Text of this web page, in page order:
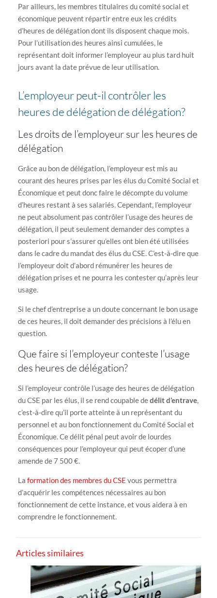
Par ailleurs, les membres titulaires du comité social et
économique peuvent répartir entre eux les crédits
d’heures de délégation dont ils disposent chaque mois.
Pour l’utilisation des heures ainsi cumulées, le
représentant doit informer l’employeur au plus tard huit
jours avant la date prévue de leur utilisation.
L’employeur peut-il contrôler les
heures de délégation de délégation?
Les droits de l’employeur sur les heures de
délégation
Grâce au bon de délégation, l’employeur est mis au
courant des heures prises par les élus du Comité Social et
Économique et peut donc faire le décompte du volume
d’heures restant à ses salariés. Cependant, l’employeur
ne peut absolument pas contrôler l’usage des heures de
délégation, il peut seulement demander des comptes a
posteriori pour s’assurer qu’elles ont bien été utilisées
dans le cadre du mandat des élus du CSE. C’est-à-dire que
l’employeur doit d’abord rémunérer les heures de
délégation prises et ne pourra les contester qu’après leur
usage.
Si le chef d’entreprise a un doute concernant le bon usage
de ces heures, il doit demander des précisions à l’élu en
question.
Que faire si l’employeur conteste l’usage
des heures de délégation?
Si l’employeur contrôle l’usage des heures de délégation
du CSE par les élus, il se rend coupable dedélit d’entrave,
c’est-à-dire qu’il porte atteinte à un représentant du
personnel et au bon fonctionnement du Comité Social et
Économique. Ce délit pénal peut avoir de lourdes
conséquences pour l’employeur qui peut écoper d’une
amende de 7 500 €.
La formation des membres du CSE vous permettra
d’acquérir les compétences nécessaires au bon
fonctionnement de cette instance, et vous aidera à en
comprendre le fonctionnement.
Articles similaires